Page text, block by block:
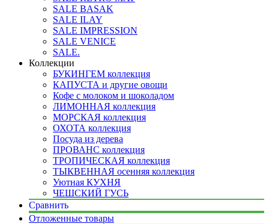
SALE BASAK
SALE ILAY
SALE IMPRESSION
SALE VENICE
SALE.
Коллекции
БУКИНГЕМ коллекция
КАПУСТА и другие овощи
Кофе с молоком и шоколадом
ЛИМОННАЯ коллекция
МОРСКАЯ коллекция
ОХОТА коллекция
Посуда из дерева
ПРОВАНС коллекция
ТРОПИЧЕСКАЯ коллекция
ТЫКВЕННАЯ осенняя коллекция
Уютная КУХНЯ
ЧЕШСКИЙ ГУСЬ
Сравнить
Отложенные товары